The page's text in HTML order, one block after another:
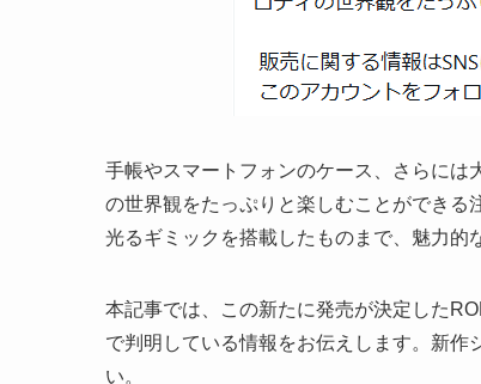
手帳やスマートフォンのケース、さらには
の世界観をたっぷりと楽しむことができる
光るギミックを搭載したものまで、魅力的
本記事では、この新たに発売が決定した
で判明している情報をお伝えします。新作
い。